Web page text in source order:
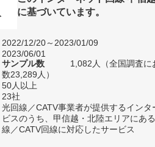
に基づいています。
2022/12/20～2023/01/09
2023/06/01
サンプル数
1,082人（全国調査
数23,289人）
50人以上
23社
光回線／CATV事業者が提供するインタ
ビスのうち、甲信越・北陸エリアにあ
線／CATV回線に対応したサービス